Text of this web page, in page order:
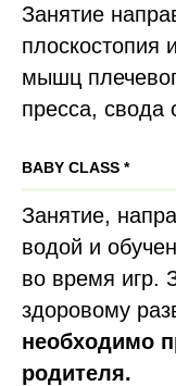
Занятие
плоскостопия
мышц
пресса, свода
BABY CLASS *
Занятие,
водой и
во время игр.
здоровому
необходимо
родителя.